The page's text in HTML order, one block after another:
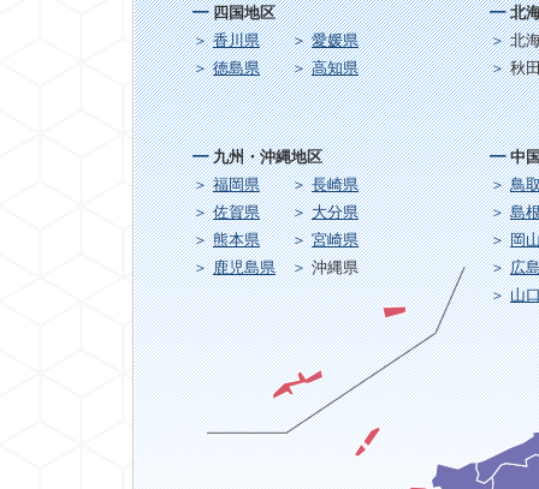
九州・沖縄地区
福岡県
長崎県
佐賀県
大分県
熊本県
宮崎県
鹿児島県
沖縄県
北
北
秋
中
鳥
島
岡
広
山
四国地区
香川県
愛媛県
徳島県
高知県